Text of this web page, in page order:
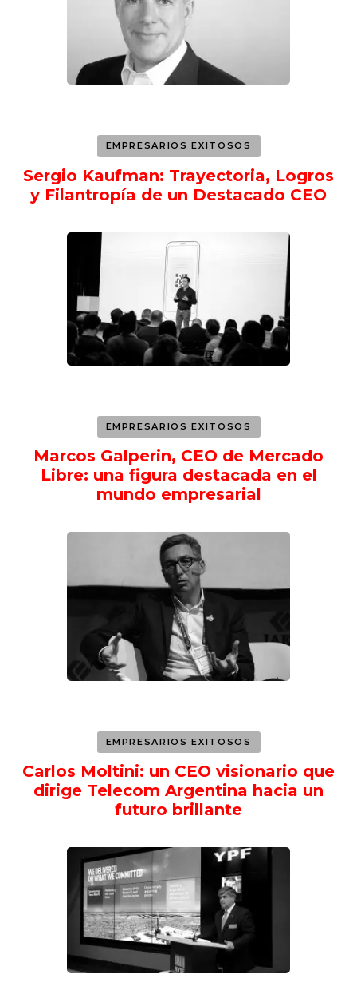
EMPRESARIOS EXITOSOS
Sergio Kaufman: Trayectoria, Logros
y Filantropía de un Destacado CEO
EMPRESARIOS EXITOSOS
Marcos Galperin, CEO de Mercado
Libre: una figura destacada en el
mundo empresarial
EMPRESARIOS EXITOSOS
Carlos Moltini: un CEO visionario que
dirige Telecom Argentina hacia un
futuro brillante